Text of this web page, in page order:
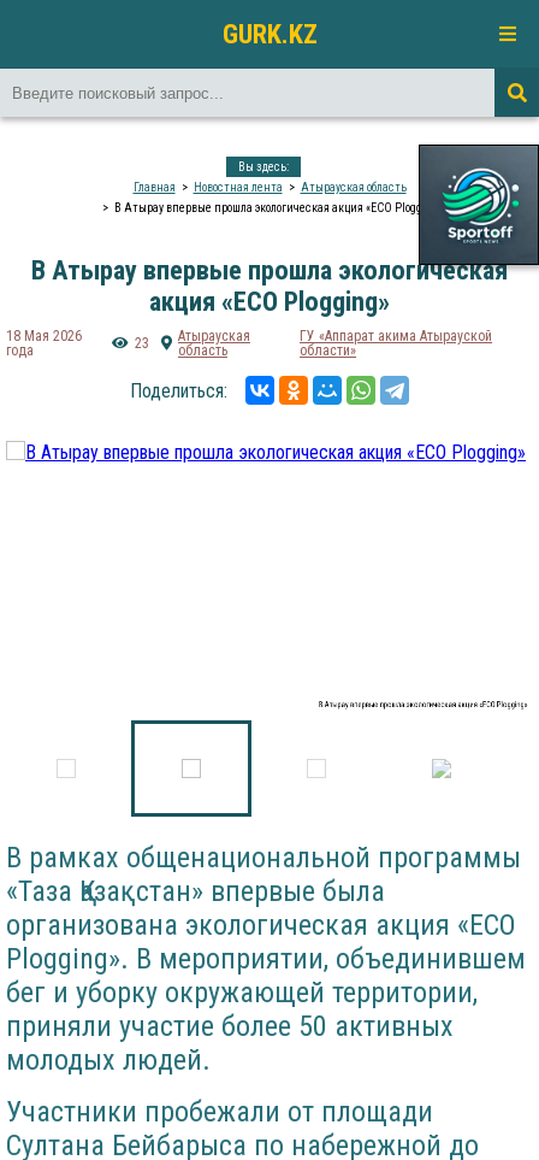
GURK.KZ
Вы здесь:
Главная
Новостная лента
Атырауская область
В Атырау впервые прошла экологическая акция «ECO Plogging»
В Атырау впервые прошла экологическая
акция «ECO Plogging»
18 Мая 2026
года
23
Атырауская
область
ГУ «Аппарат акима Атырауской
области»
Поделиться:
В Атырау впервые прошла экологическая акция «ECO Plogging»
В рамках общенациональной программы
«Таза Қазақстан» впервые была
организована экологическая акция «ECO
Plogging». В мероприятии, объединившем
бег и уборку окружающей территории,
приняли участие более 50 активных
молодых людей.
Участники пробежали от площади
Султана Бейбарыса по набережной до